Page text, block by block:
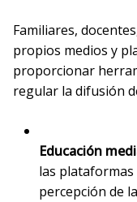
Familiares,
propios medios y
proporcionar
regular la difusión
Educación
las
percepción de